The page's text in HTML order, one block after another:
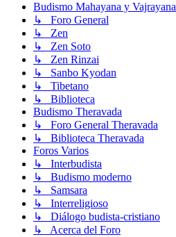
Budismo Mahayana y Vajrayana
↳ Foro General
↳ Zen
↳ Zen Soto
↳ Zen Rinzai
↳ Sanbo Kyodan
↳ Tibetano
↳ Biblioteca
Budismo Theravada
↳ Foro General Theravada
↳ Biblioteca Theravada
Foros Varios
↳ Interbudista
↳ Budismo moderno
↳ Samsara
↳ Interreligioso
↳ Diálogo budista-cristiano
↳ Acerca del Foro